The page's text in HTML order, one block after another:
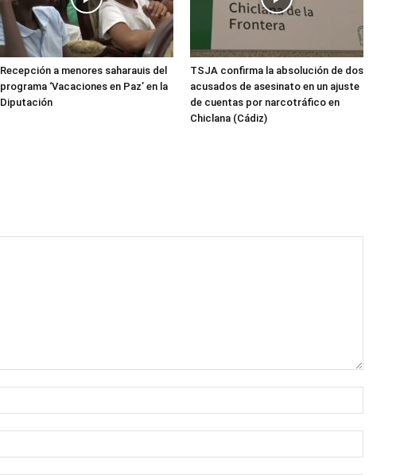
Recepción a menores saharauis del
programa ‘Vacaciones en Paz’ en la
Diputación
TSJA confirma la absolución de dos
acusados de asesinato en un ajuste
de cuentas por narcotráfico en
Chiclana (Cádiz)